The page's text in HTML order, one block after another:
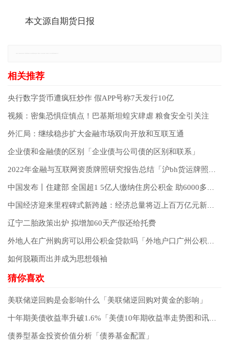
本文源自期货日报
央行数字货币遭疯狂炒作 假APP号称7天发行10亿
视频：密集恐惧症慎点！巴基斯坦蝗灾肆虐 粮食安全引关注
外汇局：继续稳步扩大金融市场双向开放和互联互通
企业债和金融债的区别「企业债与公司债的区别和联系」
2022年金融与互联网资质牌照研究报告总结「沪bh货运牌照不限行吗」
中国发布丨住建部 全国超1 5亿人缴纳住房公积金 助6000多万人贷款购房
中国经济迎来里程碑式新跨越：经济总量将迈上百万亿元新台阶
辽宁二胎政策出炉 拟增加60天产假还给托费
外地人在广州购房可以用公积金贷款吗「外地户口广州公积金贷款条件」
如何脱颖而出并成为思想领袖
美联储逆回购是会影响什么「美联储逆回购对黄金的影响」
十年期美债收益率升破1.6%「美债10年期收益率走势图和讯网」
债券型基金投资价值分析「债券基金配置」